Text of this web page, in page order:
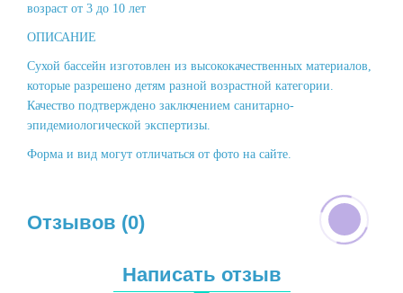
возраст от 3 до 10 лет
ОПИСАНИЕ
Сухой бассейн изготовлен из высококачественных материалов,
которые разрешено детям разной возрастной категории.
Качество подтверждено заключением санитарно-
эпидемиологической экспертизы.
Форма и вид могут отличаться от фото на сайте.
Отзывов (0)
Написать отзыв